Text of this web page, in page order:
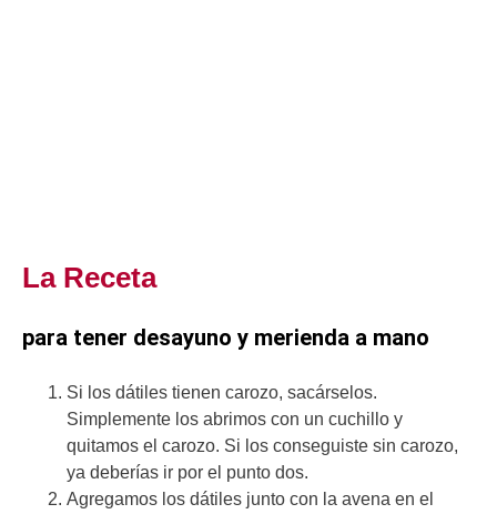
La Receta
para tener desayuno y merienda a mano
Si los dátiles tienen carozo, sacárselos.
Simplemente los abrimos con un cuchillo y
quitamos el carozo. Si los conseguiste sin carozo,
ya deberías ir por el punto dos.
Agregamos los dátiles junto con la avena en el